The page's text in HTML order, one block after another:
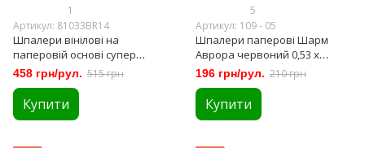
1
Артикул: 81033BR14
Шпалери вінілові на
паперовій основі супер
мийка Bravo бежевий 0,53 х
10,05м (81033BR14),
458 грн/рул. 515 грн
Купити
5
Артикул: 109 - 05
Шпалери паперові Шарм
Аврора червоний 0,53 х
10,05м (109-05)
196 грн/рул. 210 грн
Купити